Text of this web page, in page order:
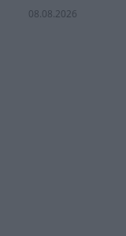
08.08.2026